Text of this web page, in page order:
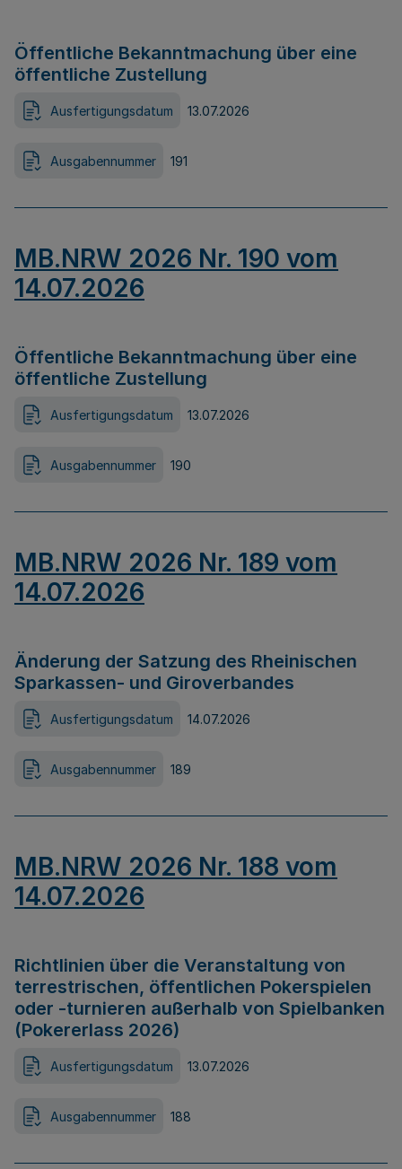
Öffentliche Bekanntmachung über eine
öffentliche Zustellung
Ausfertigungsdatum 13.07.2026
Ausgabennummer 191
MB.NRW 2026 Nr. 190 vom
14.07.2026
Öffentliche Bekanntmachung über eine
öffentliche Zustellung
Ausfertigungsdatum 13.07.2026
Ausgabennummer 190
MB.NRW 2026 Nr. 189 vom
14.07.2026
Änderung der Satzung des Rheinischen
Sparkassen- und Giroverbandes
Ausfertigungsdatum 14.07.2026
Ausgabennummer 189
MB.NRW 2026 Nr. 188 vom
14.07.2026
Richtlinien über die Veranstaltung von
terrestrischen, öffentlichen Pokerspielen
oder -turnieren außerhalb von Spielbanken
(Pokererlass 2026)
Ausfertigungsdatum 13.07.2026
Ausgabennummer 188